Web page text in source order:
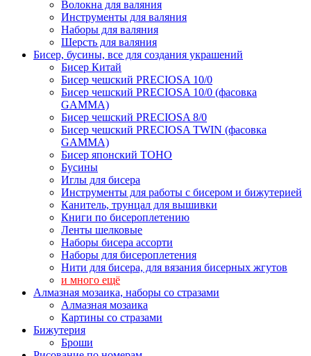
Волокна для валяния
Инструменты для валяния
Наборы для валяния
Шерсть для валяния
Бисер, бусины, все для создания украшений
Бисер Китай
Бисер чешский PRECIOSA 10/0
Бисер чешский PRECIOSA 10/0 (фасовка
GAMMA)
Бисер чешский PRECIOSA 8/0
Бисер чешский PRECIOSA TWIN (фасовка
GAMMA)
Бисер японский TOHO
Бусины
Иглы для бисера
Инструменты для работы с бисером и бижутерией
Канитель, трунцал для вышивки
Книги по бисероплетению
Ленты шелковые
Наборы бисера ассорти
Наборы для бисероплетения
Нити для бисера, для вязания бисерных жгутов
и много ещё
Алмазная мозаика, наборы со стразами
Алмазная мозаика
Картины co стразами
Бижутерия
Броши